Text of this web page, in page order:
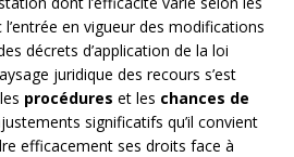
en vigueur des modifications
décrets d’application de la loi
juridique des recours s’est
procédures et les chances de
significatifs qu’il convient
efficacement ses droits face à